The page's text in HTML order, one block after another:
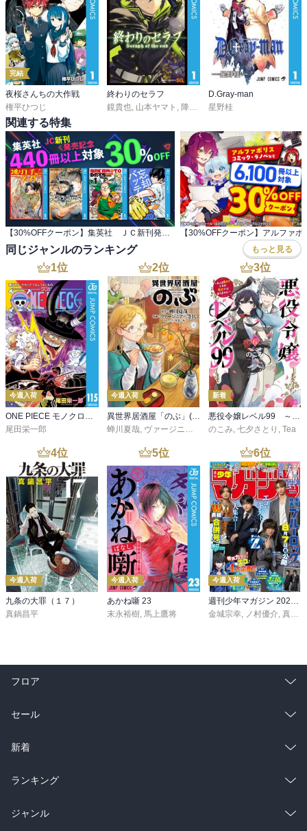
完結
夜桜さんちの大作戦
権平ひつじ
終わりのセラフ
鏡貴也, 山本ヤマト , 降矢大輔
D.Gray-man
星野桂
関連する特集
【30%OFFクーポン】集英社 ＪＣ新刊発売記念 440冊以上対象
同じジャンルのランキング もっと見る
1位
今週入荷
尾田栄一郎
2位
今週入荷
蝉川夏哉 ヴァージニア二等兵 ,転
3位
新着
のこみ 七夕さとり Tea
4位
今週入荷
九条の大罪（１７）
真鍋昌平
5位
今週入荷
あかね噺 23
末永裕樹, 馬上鷹将
6位
今週入荷
週刊少年マガジン 2026年36・37号[2026年8月5日発売]
金城宗幸, ノ村優介, 真島ヒロ
フロア
総合
ラノベ
雑誌・グラビア
BL・TL
セール
総合
ラノベ
雑誌・グラビア
新着
総合
ラノベ
ランキング
総合
ジャンル